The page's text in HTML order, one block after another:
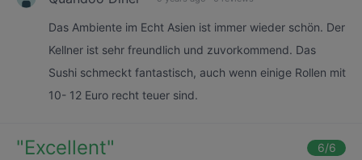
Das Ambiente im Echt Asien ist immer wieder schön. Der
Kellner ist sehr freundlich und zuvorkommend. Das
Sushi schmeckt fantastisch, auch wenn einige Rollen mit
10- 12 Euro recht teuer sind.
"Excellent" 6/6